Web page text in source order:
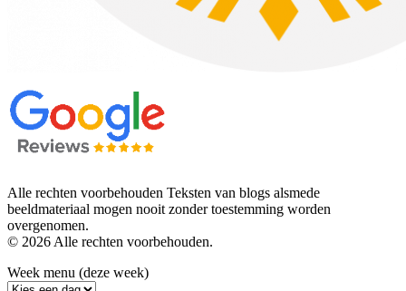
Alle rechten voorbehouden Teksten van blogs alsmede
beeldmateriaal mogen nooit zonder toestemming worden
overgenomen.
© 2026 Alle rechten voorbehouden.
Week menu (deze week)